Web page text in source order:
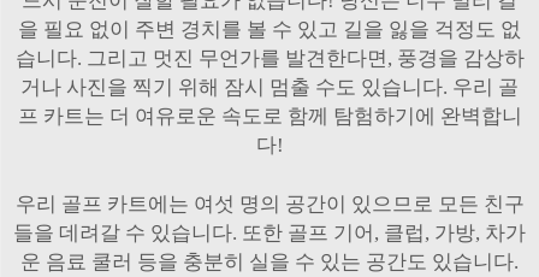
을 필요 없이 주변 경치를 볼 수 있고 길을 잃을 걱정도 없
습니다. 그리고 멋진 무언가를 발견한다면, 풍경을 감상하
거나 사진을 찍기 위해 잠시 멈출 수도 있습니다. 우리 골
프 카트는 더 여유로운 속도로 함께 탐험하기에 완벽합니
다!
우리 골프 카트에는 여섯 명의 공간이 있으므로 모든 친구
들을 데려갈 수 있습니다. 또한 골프 기어, 클럽, 가방, 차가
운 음료 쿨러 등을 충분히 실을 수 있는 공간도 있습니다.